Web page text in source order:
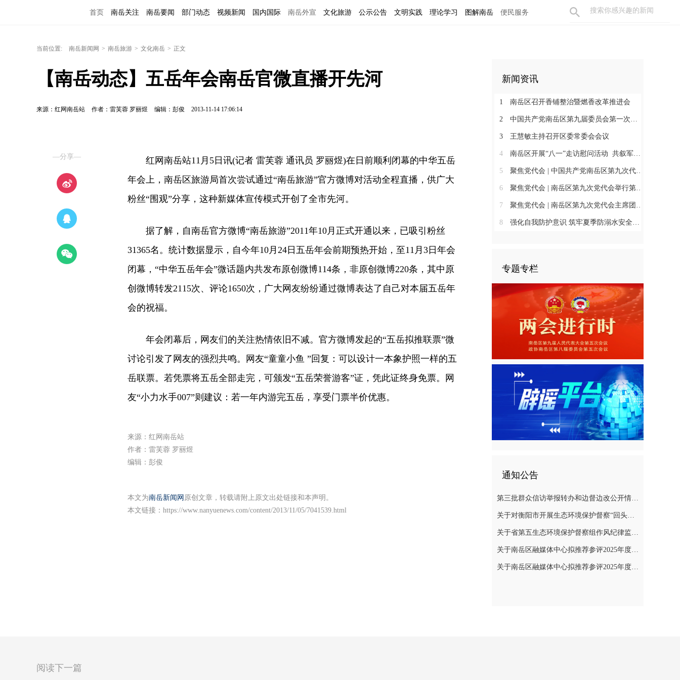
首页 南岳关注 南岳要闻 部门动态 视频新闻 国内国际 南岳外宣 文化旅游 公示公告 文明实践 理论学习 图解南岳 便民服务
当前位置: 南岳新闻网 > 南岳旅游 > 文化南岳 > 正文
【南岳动态】五岳年会南岳官微直播开先河
来源：红网南岳站 作者：雷芙蓉 罗丽煜 编辑：彭俊 2013-11-14 17:06:14
—分享—
红网南岳站11月5日讯(记者 雷芙蓉 通讯员 罗丽煜)在日前顺利闭幕的中华五岳
年会上，南岳区旅游局首次尝试通过“南岳旅游”官方微博对活动全程直播，供广大
粉丝“围观”分享，这种新媒体宣传模式开创了全市先河。
据了解，自南岳官方微博“南岳旅游”2011年10月正式开通以来，已吸引粉丝
31365名。统计数据显示，自今年10月24日五岳年会前期预热开始，至11月3日年会
闭幕，“中华五岳年会”微话题内共发布原创微博114条，非原创微博220条，其中原
创微博转发2115次、评论1650次，广大网友纷纷通过微博表达了自己对本届五岳年
会的祝福。
年会闭幕后，网友们的关注热情依旧不减。官方微博发起的“五岳拟推联票”微
讨论引发了网友的强烈共鸣。网友“童童小鱼 ”回复：可以设计一本象护照一样的五
岳联票。若凭票将五岳全部走完，可颁发“五岳荣誉游客”证，凭此证终身免票。网
友“小力水手007”则建议：若一年内游完五岳，享受门票半价优惠。
来源：红网南岳站
作者：雷芙蓉 罗丽煜
编辑：彭俊
本文为南岳新闻网 原创文章，转载请附上原文出处链接和本声明。
本文链接： https://www.nanyuenews.com/content/2013/11/05/7041539.html
新闻资讯
1 南岳区召开香铺整治暨燃香改革推进会
2 中国共产党南岳区第九届委员会第一次全体会议召开 王慧敏当选为中共南岳区委书记
3 王慧敏主持召开区委常委会会议
4 南岳区开展“八一”走访慰问活动 共叙军民鱼水情
5 聚焦党代会 | 中国共产党南岳区第九次代表大会胜利闭幕
6 聚焦党代会 | 南岳区第九次党代会举行第二次全体会议
7 聚焦党代会 | 南岳区第九次党代会主席团举行第五次会议
8 强化自我防护意识 筑牢夏季防溺水安全防线
专题专栏
通知公告
第三批群众信访举报转办和边督边改公开情况一览表
关于对衡阳市开展生态环境保护督察“回头看”的公告
关于省第五生态环境保护督察组作风纪律监督举报方式的公告
关于南岳区融媒体中心拟推荐参评2025年度“湖南广播电视奖”县融专项奖评选作品的公示
关于南岳区融媒体中心拟推荐参评2025年度湖南新闻奖作品的公示
阅读下一篇